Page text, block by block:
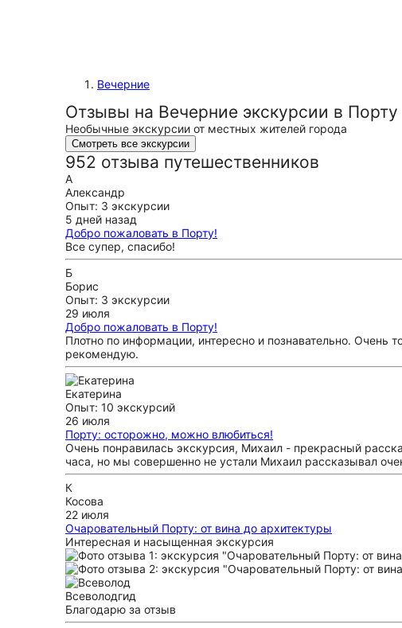
Вечерние
Отзывы на Вечерние экскурсии в Порту
Необычные экскурсии от местных жителей города
Смотреть все экскурсии
952 отзыва путешественников
А
Александр
Опыт: 3 экскурсии
5 дней назад
Добро пожаловать в Порту!
Все супер, спасибо!
Б
Борис
Опыт: 3 экскурсии
29 июля
Добро пожаловать в Порту!
Плотно по информации, интересно и познавательно. Очень
рекомендую.
Екатерина
Опыт: 10 экскурсий
26 июля
Порту: осторожно, можно влюбиться!
Очень понравилась экскурсия, Михаил - прекрасный
часа, но мы совершенно не устали Михаил рассказывал
К
Косова
22 июля
Очаровательный Порту: от вина до архитектуры
Интересная и насыщенная экскурсия
Всеволодгид
Благодарю за отзыв